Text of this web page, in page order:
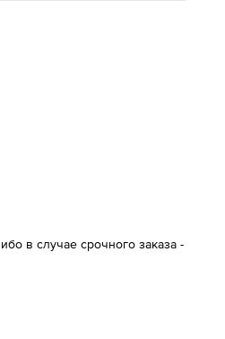
в случае срочного заказа -